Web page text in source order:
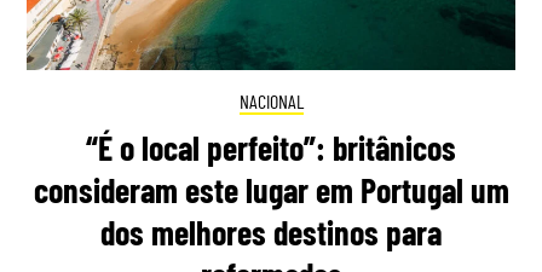
NACIONAL
“É o local perfeito”: britânicos
consideram este lugar em Portugal um
dos melhores destinos para